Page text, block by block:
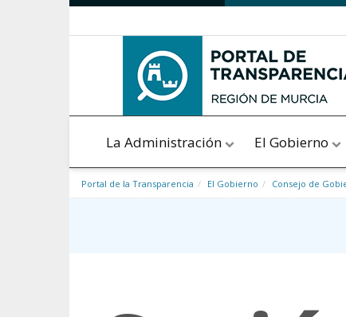
Saltar al contenido
La Administración El Gobierno
Portal de la Transparencia El Gobierno Consejo de